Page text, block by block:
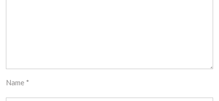
Name *